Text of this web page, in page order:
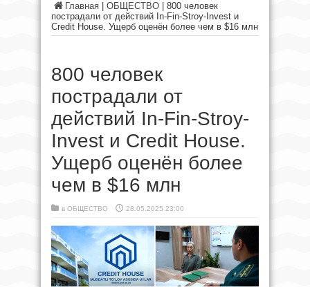
Главная ОБЩЕСТВО
800 человек
пострадали от действий In-Fin-Stroy-Invest и
Credit House. Ущерб оценён более чем в $16 млн
800 человек
пострадали от
действий In-Fin-Stroy-
Invest и Credit House.
Ущерб оценён более
чем в $16 млн
в ОБЩЕСТВО 28.05.2025 23:00